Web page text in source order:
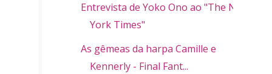
Entrevista de Yoko Ono ao "The New
York Times"
As gêmeas da harpa Camille e
Kennerly - Final Fant...